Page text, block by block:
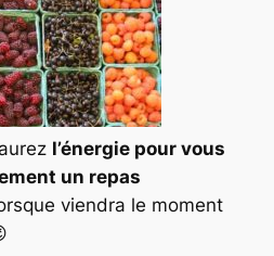
l’énergie pour vous
un repas
viendra le moment